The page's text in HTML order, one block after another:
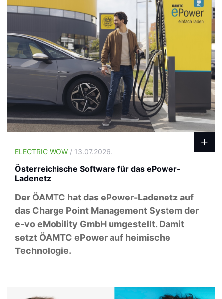
ELECTRIC WOW / 13.07.2026.
Österreichische Software für das ePower-
Ladenetz
Der ÖAMTC hat das ePower-Ladenetz auf
das Charge Point Management System der
e-vo eMobility GmbH umgestellt. Damit
setzt ÖAMTC ePower auf heimische
Technologie.